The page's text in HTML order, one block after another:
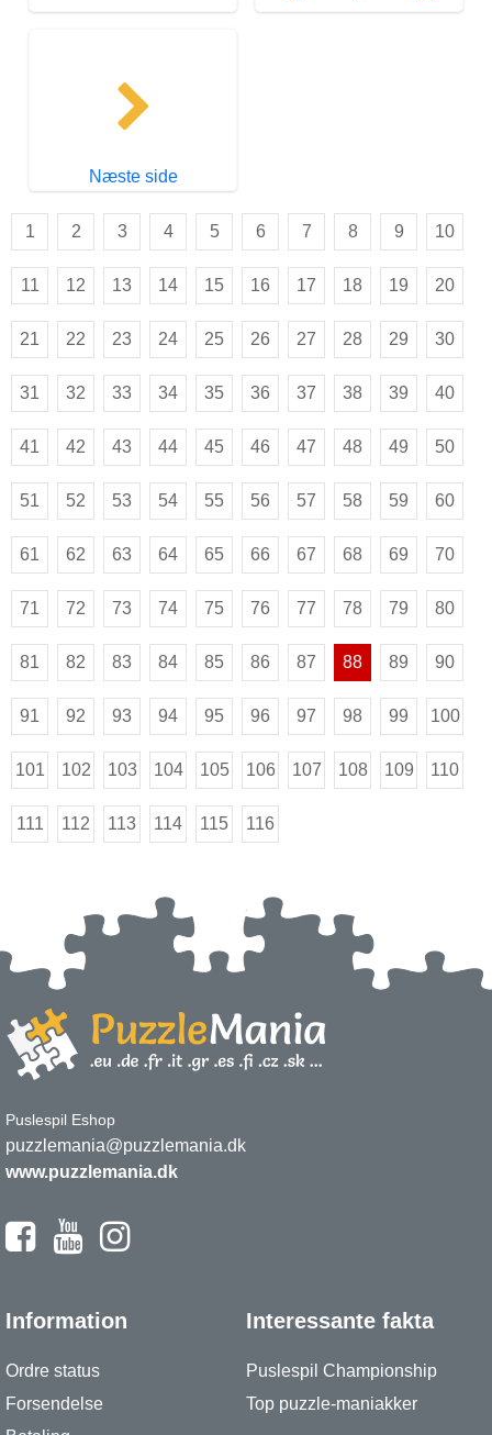
Næste side
1 2 3 4 5 6 7 8 9 10
11 12 13 14 15 16 17 18 19 20
21 22 23 24 25 26 27 28 29 30
31 32 33 34 35 36 37 38 39 40
41 42 43 44 45 46 47 48 49 50
51 52 53 54 55 56 57 58 59 60
61 62 63 64 65 66 67 68 69 70
71 72 73 74 75 76 77 78 79 80
81 82 83 84 85 86 87 88 89 90
91 92 93 94 95 96 97 98 99 100
101 102 103 104 105 106 107 108 109 110
111 112 113 114 115 116
Puslespil Eshop
puzzlemania@puzzlemania.dk
www.puzzlemania.dk
Information
Ordre status
Forsendelse
Interessante fakta
Puslespil Championship
Top puzzle-maniakker